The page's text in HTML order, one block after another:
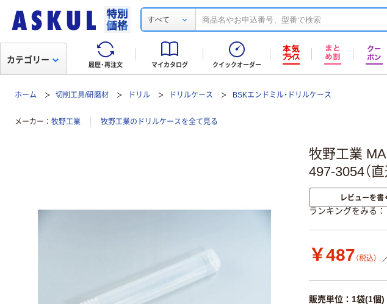
すべて
履歴・再注文 マイカタログ クイックオーダー
カテゴリー
ホーム 切削工具/研磨材 ドリル ドリルケース BSKエンドミル・ドリルケース
メーカー 牧野工業 牧野工業のドリルケースを全て見る
牧野工業
497-3054（直
レビューを書
ランキングをみる
￥487 （税込）
販売単位：1袋(1個)